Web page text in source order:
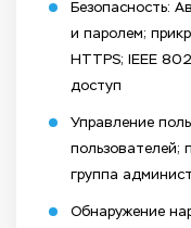
Безопасность:
и паролем;
HTTPS; IEEE
доступ
Управление
пользователей;
группа
Обнаружение